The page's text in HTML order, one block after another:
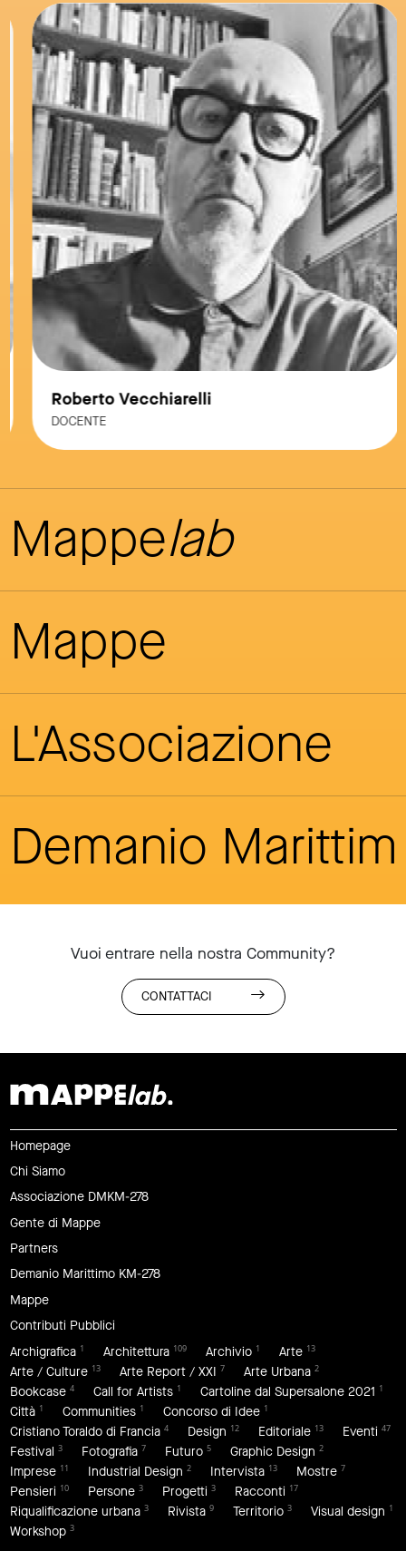
Roberto Vecchiarelli
DOCENTE
link to page
Mappelab
Mappe
L'Associazione
Demanio
Vuoi entrare nella nostra Community?
CONTATTACI
Homepage
Chi Siamo
Associazione DMKM-278
Gente di Mappe
Partners
Demanio Marittimo KM-278
Mappe
Contributi Pubblici
Archigrafica 1 Architettura 109 Archivio 1 Arte 13
Arte / Culture 13 Arte Report / XXI 7 Arte Urbana 2
Bookcase 4 Call for Artists 1 Cartoline dal Supersalone 2021 1
Città 1 Communities 1 Concorso di Idee 1
Cristiano Toraldo di Francia 4 Design 12 Editoriale 13 Eventi 47
Festival 3 Fotografia 7 Futuro 5 Graphic Design 2
Imprese 11 Industrial Design 2 Intervista 13 Mostre 7
Pensieri 10 Persone 3 Progetti 3 Racconti 17
Riqualificazione urbana 3 Rivista 9 Territorio 3 Visual design 1
Workshop 3